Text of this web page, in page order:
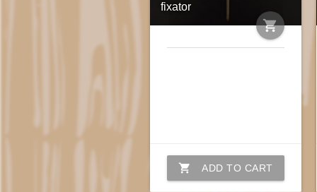
fixator
shopping_cart
shopping_cart ADD TO CART